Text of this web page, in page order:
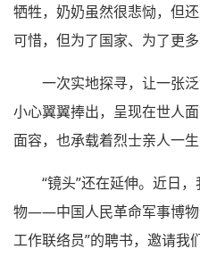
牺牲，奶奶虽然很悲恸，但
可惜，但为了国家、为了更
一次实地探寻，让一张
小心翼翼捧出，呈现在世人
面容，也承载着烈士亲人一生
“镜头”还在延伸。近日
物——中国人民革命军事博物
工作联络员”的聘书，邀请我